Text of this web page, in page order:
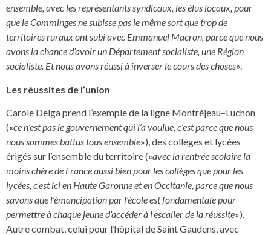
ensemble, avec les représentants syndicaux, les élus locaux, pour
que le Comminges ne subisse pas le même sort que trop de
territoires ruraux ont subi avec Emmanuel Macron, parce que nous
avons la chance d’avoir un Département socialiste, une Région
socialiste. Et nous avons réussi à inverser le cours des choses».
Les réussites de l’union
Carole Delga prend l’exemple de la ligne Montréjeau–Luchon
(«ce n’est pas le gouvernement qui l’a voulue, c’est parce que nous
nous sommes battus tous ensemble»), des collèges et lycées
érigés sur l’ensemble du territoire («avec la rentrée scolaire la
moins chère de France aussi bien pour les collèges que pour les
lycées, c’est ici en Haute Garonne et en Occitanie, parce que nous
savons que l’émancipation par l’école est fondamentale pour
permettre à chaque jeune d’accéder à l’escalier de la réussite»).
Autre combat, celui pour l’hôpital de Saint Gaudens, avec